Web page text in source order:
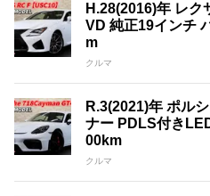
H.28(2016)年 レク
VD 純正19インチ
m
クルマ
R.3(2021)年 ポル
ナー PDLS付き
00km
クルマ